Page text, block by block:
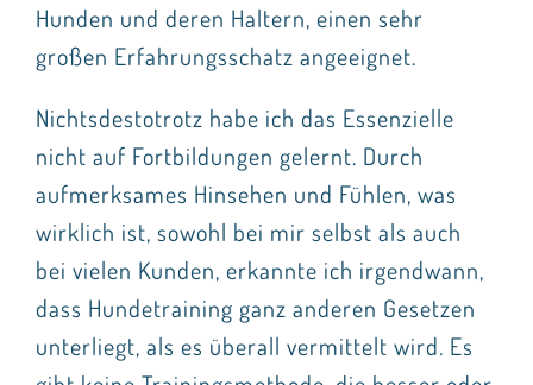
Hunden und deren Haltern, einen sehr
großen Erfahrungsschatz angeeignet.
Nichtsdestotrotz habe ich das Essenzielle
nicht auf Fortbildungen gelernt. Durch
aufmerksames Hinsehen und Fühlen, was
wirklich ist, sowohl bei mir selbst als auch
bei vielen Kunden, erkannte ich irgendwann,
dass Hundetraining ganz anderen Gesetzen
unterliegt, als es überall vermittelt wird. Es